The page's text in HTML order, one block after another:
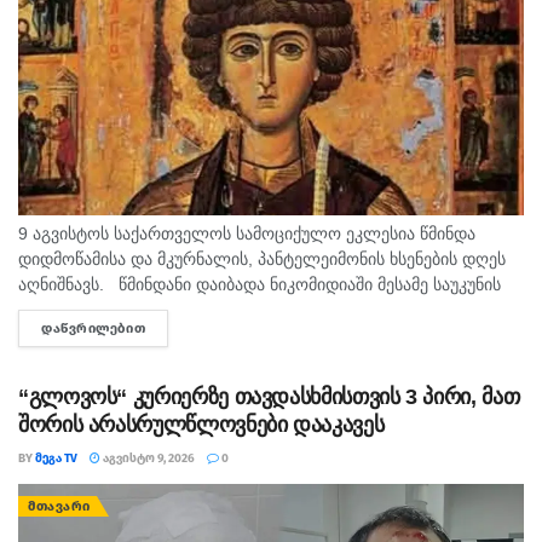
9 აგვისტოს საქართველოს სამოციქულო ეკლესია წმინდა
დიდმოწამისა და მკურნალის, პანტელეიმონის ხსენების დღეს
აღნიშნავს. წმინდანი დაიბადა ნიკომიდიაში მესამე საუკუნის
მეორე ნახევარში. არ არსებობს ტაძარი, რომელშიც არ იყოს
დაბრძანებული ნიკომიდიელი მკურნალის,...
ᲓᲐᲬᲕᲠᲘᲚᲔᲑᲘᲗ
“გლოვოს“ კურიერზე თავდასხმისთვის 3 პირი, მათ
შორის არასრულწლოვნები დააკავეს
BYᲛᲔᲒᲐ TV ᲐᲒᲕᲘᲡᲢᲝ 9, 2026 0
ᲛᲗᲐᲕᲐᲠᲘ